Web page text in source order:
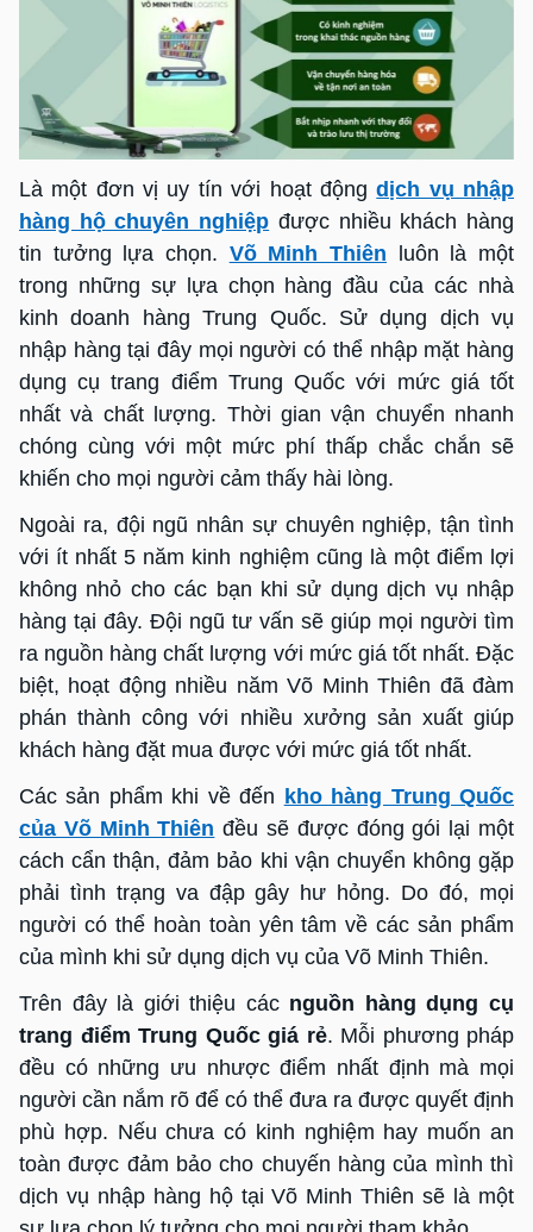
Là một đơn vị uy tín với hoạt độngdịch vụ nhập
hàng hộ chuyên nghiệp được nhiều khách hàng
tin tưởng lựa chọn. Võ Minh Thiên luôn là một
trong những sự lựa chọn hàng đầu của các nhà
kinh doanh hàng Trung Quốc. Sử dụng dịch vụ
nhập hàng tại đây mọi người có thể nhập mặt hàng
dụng cụ trang điểm Trung Quốc với mức giá tốt
nhất và chất lượng. Thời gian vận chuyển nhanh
chóng cùng với một mức phí thấp chắc chắn sẽ
khiến cho mọi người cảm thấy hài lòng.
Ngoài ra, đội ngũ nhân sự chuyên nghiệp, tận tình
với ít nhất 5 năm kinh nghiệm cũng là một điểm lợi
không nhỏ cho các bạn khi sử dụng dịch vụ nhập
hàng tại đây. Đội ngũ tư vấn sẽ giúp mọi người tìm
ra nguồn hàng chất lượng với mức giá tốt nhất. Đặc
biệt, hoạt động nhiều năm Võ Minh Thiên đã đàm
phán thành công với nhiều xưởng sản xuất giúp
khách hàng đặt mua được với mức giá tốt nhất.
Các sản phẩm khi về đến kho hàng Trung Quốc
của Võ Minh Thiên đều sẽ được đóng gói lại một
cách cẩn thận, đảm bảo khi vận chuyển không gặp
phải tình trạng va đập gây hư hỏng. Do đó, mọi
người có thể hoàn toàn yên tâm về các sản phẩm
của mình khi sử dụng dịch vụ của Võ Minh Thiên.
Trên đây là giới thiệu các nguồn hàng dụng cụ
trang điểm Trung Quốc giá rẻ. Mỗi phương pháp
đều có những ưu nhược điểm nhất định mà mọi
người cần nắm rõ để có thể đưa ra được quyết định
phù hợp. Nếu chưa có kinh nghiệm hay muốn an
toàn được đảm bảo cho chuyến hàng của mình thì
dịch vụ nhập hàng hộ tại Võ Minh Thiên sẽ là một